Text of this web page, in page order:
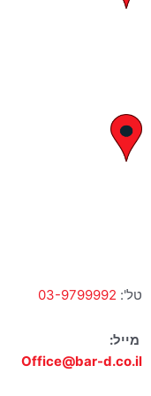
טל': 03-9799992
מייל:
Office@bar-d.co.il